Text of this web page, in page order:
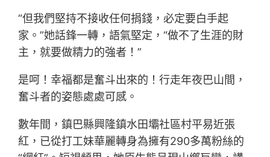
“但我們堅持不接收任何捐錢，必定要白手起
家。”她話鋒一轉，語氣堅定，“做不了生涯的財
主，就要做精力的強者！”
是呵！幸福都是奮斗出來的！行走年夜巴山間，
奮斗者的姿態處處可感。
數年間，鎮巴縣興隆鎮水田壩社區村平易近張
紅，已從打工妹華麗轉身為擁有290多萬粉絲的